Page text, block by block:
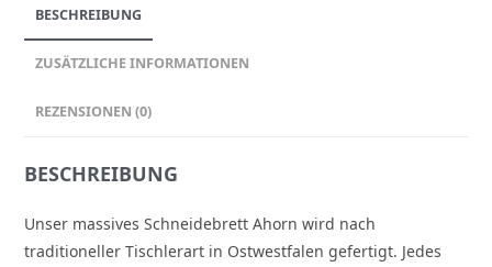
BESCHREIBUNG
ZUSÄTZLICHE INFORMATIONEN
REZENSIONEN (0)
BESCHREIBUNG
Unser massives Schneidebrett Ahorn wird nach
traditioneller Tischlerart in Ostwestfalen gefertigt. Jedes